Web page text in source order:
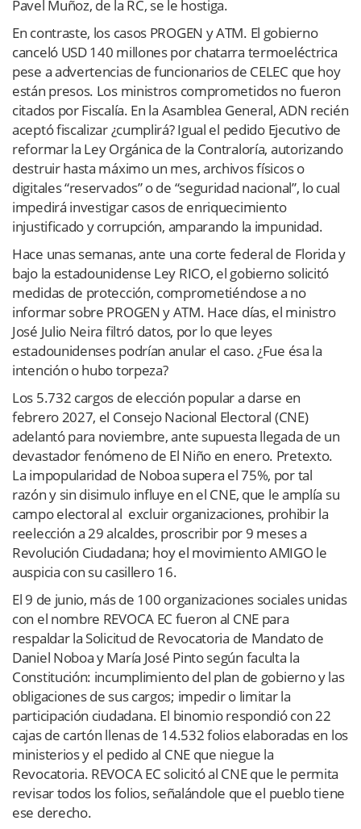
Pavel Muñoz, de la RC, se le hostiga.
En contraste, los casos PROGEN y ATM. El gobierno
canceló USD 140 millones por chatarra termoeléctrica
pese a advertencias de funcionarios de CELEC que hoy
están presos. Los ministros comprometidos no fueron
citados por Fiscalía. En la Asamblea General, ADN recién
aceptó fiscalizar ¿cumplirá? Igual el pedido Ejecutivo de
reformar la Ley Orgánica de la Contraloría, autorizando
destruir hasta máximo un mes, archivos físicos o
digitales “reservados” o de “seguridad nacional”, lo cual
impedirá investigar casos de enriquecimiento
injustificado y corrupción, amparando la impunidad.
Hace unas semanas, ante una corte federal de Florida y
bajo la estadounidense Ley RICO, el gobierno solicitó
medidas de protección, comprometiéndose a no
informar sobre PROGEN y ATM. Hace días, el ministro
José Julio Neira filtró datos, por lo que leyes
estadounidenses podrían anular el caso. ¿Fue ésa la
intención o hubo torpeza?
Los 5.732 cargos de elección popular a darse en
febrero 2027, el Consejo Nacional Electoral (CNE)
adelantó para noviembre, ante supuesta llegada de un
devastador fenómeno de El Niño en enero. Pretexto.
La impopularidad de Noboa supera el 75%, por tal
razón y sin disimulo influye en el CNE, que le amplía su
campo electoral al excluir organizaciones, prohibir la
reelección a 29 alcaldes, proscribir por 9 meses a
Revolución Ciudadana; hoy el movimiento AMIGO le
auspicia con su casillero 16.
El 9 de junio, más de 100 organizaciones sociales unidas
con el nombre REVOCA EC fueron al CNE para
respaldar la Solicitud de Revocatoria de Mandato de
Daniel Noboa y María José Pinto según faculta la
Constitución: incumplimiento del plan de gobierno y las
obligaciones de sus cargos; impedir o limitar la
participación ciudadana. El binomio respondió con 22
cajas de cartón llenas de 14.532 folios elaboradas en los
ministerios y el pedido al CNE que niegue la
Revocatoria. REVOCA EC solicitó al CNE que le permita
revisar todos los folios, señalándole que el pueblo tiene
ese derecho.